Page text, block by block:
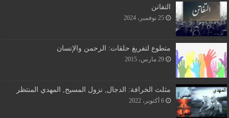
التفاتن
25 نوفمبر، 2024
متطوع لتفريغ حلقات: الرحمن والإنسان
29 مارس، 2015
مثلث الخرافة: الدجال, نزول المسيح, المهدي المنتظر
6 أكتوبر، 2022